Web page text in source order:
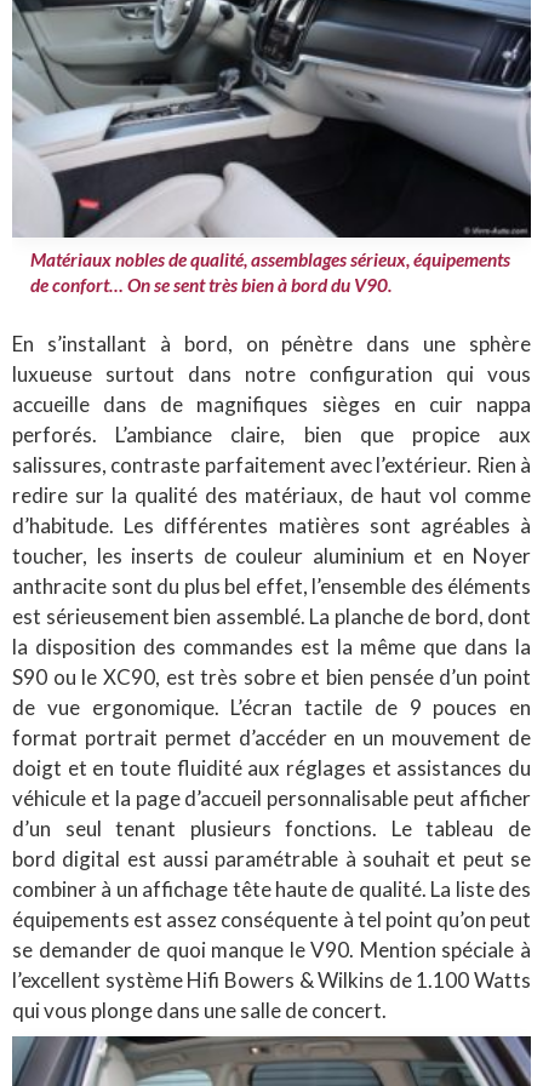
Matériaux nobles de qualité, assemblages sérieux, équipements
de confort… On se sent très bien à bord du V90.
En s’installant à bord, on pénètre dans une sphère
luxueuse surtout dans notre configuration qui vous
accueille dans de magnifiques sièges en cuir nappa
perforés. L’ambiance claire, bien que propice aux
salissures, contraste parfaitement avec l’extérieur. Rien à
redire sur la qualité des matériaux, de haut vol comme
d’habitude. Les différentes matières sont agréables à
toucher, les inserts de couleur aluminium et en Noyer
anthracite sont du plus bel effet, l’ensemble des éléments
est sérieusement bien assemblé. La planche de bord, dont
la disposition des commandes est la même que dans la
S90 ou le XC90, est très sobre et bien pensée d’un point
de vue ergonomique. L’écran tactile de 9 pouces en
format portrait permet d’accéder en un mouvement de
doigt et en toute fluidité aux réglages et assistances du
véhicule et la page d’accueil personnalisable peut afficher
d’un seul tenant plusieurs fonctions. Le tableau de
bord digital est aussi paramétrable à souhait et peut se
combiner à un affichage tête haute de qualité. La liste des
équipements est assez conséquente à tel point qu’on peut
se demander de quoi manque le V90. Mention spéciale à
l’excellent système Hifi Bowers & Wilkins de 1.100 Watts
qui vous plonge dans une salle de concert.